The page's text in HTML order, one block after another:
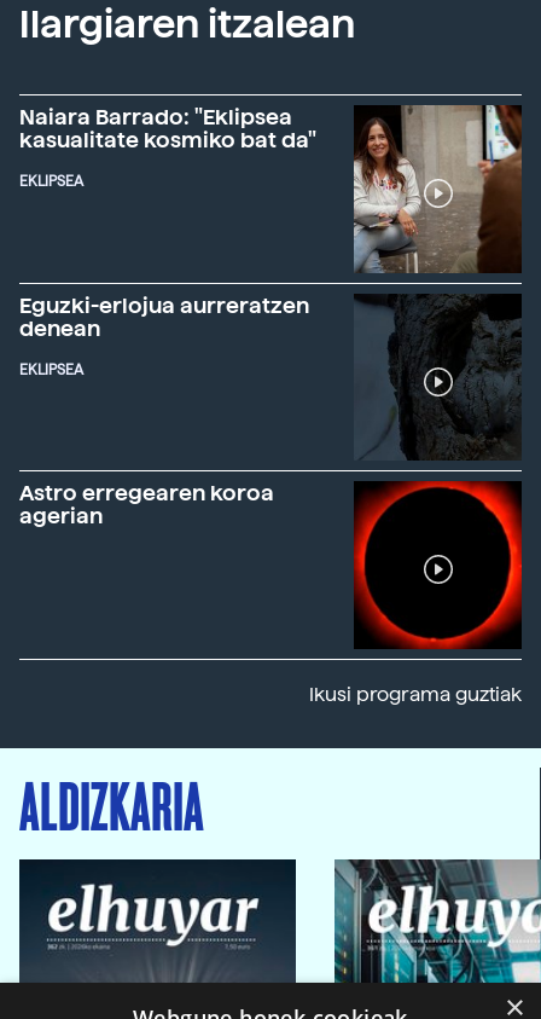
Ilargiaren itzalean
Naiara Barrado: "Eklipsea
kasualitate kosmiko bat da"
EKLIPSEA
Eguzki-erlojua aurreratzen
denean
EKLIPSEA
Astro erregearen koroa
agerian
Ikusi programa guztiak
ALDIZKARIA
×